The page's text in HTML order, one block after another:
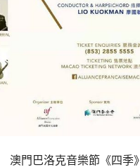
澳門巴洛克音樂節《四季》